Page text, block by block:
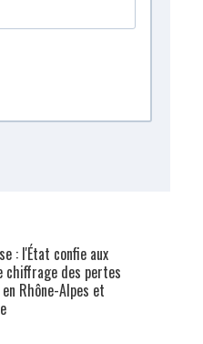
: l'État confie aux
chiffrage des pertes
Rhône-Alpes et